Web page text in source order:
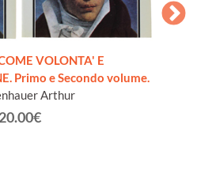
VOLONTA' E
Primo e Secondo volume.
Arthur
20.00€